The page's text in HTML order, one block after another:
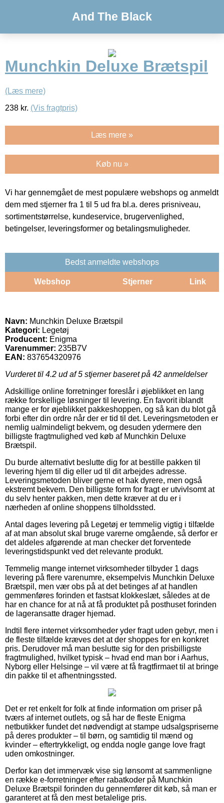
And The Black
Munchkin Deluxe Brætspil
(Læs mere)
238 kr. (Vis fragtpris)
Læs mere »
Køb nu »
Vi har gennemgået de mest populære webshops og anmeldt
dem med stjerner fra 1 til 5 ud fra bl.a. deres prisniveau,
sortimentstørrelse, kundeservice, brugervenlighed,
betingelser, leveringsformer og betalingsmuligheder.
Bedst anmeldte webshops
Webshop Stjerner Link
Navn: Munchkin Deluxe Brætspil
Kategori: Legetøj
Producent: Enigma
Varenummer: 235B7V
EAN: 837654320976
Vurderet til 4.2 ud af 5 stjerner baseret på 42 anmeldelser
Adskillige online forretninger foreslår i øjeblikket en lang
række forskellige løsninger til levering. En favorit iblandt
mange er for øjeblikket pakkeshoppen, og så kan du blot gå
forbi efter din ordre når der er tid til det. Leveringsmetoden er
nemlig ualmindeligt bekvem, og desuden ydermere den
billigste fragtmulighed ved køb af Munchkin Deluxe
Brætspil.
Du burde alternativt beslutte dig for at bestille pakken til
levering hjem til dig eller ud til dit arbejdes adresse.
Leveringsmetoden bliver gerne et hak dyrere, men også
ekstremt bekvem. Den billigste form for fragt er utvivlsomt at
du selv henter pakken, men dette kræver at du er i
nærheden af online shoppens tilholdssted.
Antal dages levering på Legetøj er temmelig vigtig i tilfælde
af at man absolut skal bruge varerne omgående, så derfor er
det aldeles afgørende at man checker det forventede
leveringstidspunkt ved det relevante produkt.
Temmelig mange internet virksomheder tilbyder 1 dags
levering på flere varenumre, eksempelvis Munchkin Deluxe
Brætspil, men vær obs på at det betinges af at handlen
gemmenføres forinden et fastsat klokkeslæt, således at de
har en chance for at nå at få produktet på posthuset forinden
de lageransatte drager hjemad.
Indtil flere internet virksomheder yder fragt uden gebyr, men i
de fleste tilfælde kræves det at der shoppes for en konkret
pris. Derudover må man beslutte sig for den prisbilligste
fragtmulighed, hvilket typisk – hvad end man bor i Aarhus,
Nyborg eller Helsinge – vil være at få fragtfirmaet til at bringe
din pakke til et afhentningssted.
Det er ret enkelt for folk at finde information om priser på
tværs af internet outlets, og så har de fleste Enigma
netbutikker fundet det nødvendigt at stampe udsalgspriserne
på deres produkter – til børn, og samtidig til mænd og
kvinder – eftertrykkeligt, og endda nogle gange love fragt
uden omkostninger.
Derfor kan det immervæk vise sig lønsomt at sammenligne
en række e-forretninger efter rabatkoder på Munchkin
Deluxe Brætspil forinden du gennemfører dit køb, så man er
garanteret at få den mest betalelige pris.